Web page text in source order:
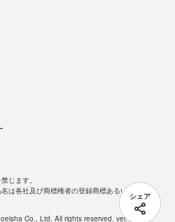
シェア
じます。
は各社及び商標権者の登録商標あるいは商標で
Co., Ltd. All rights reserved. ver.1.5